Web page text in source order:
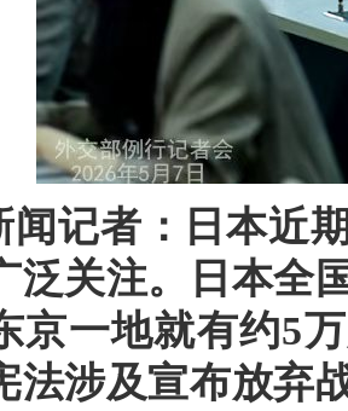
闻记者：日本近
泛关注。日本全
京一地就有约5
法涉及宣布放弃